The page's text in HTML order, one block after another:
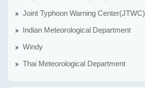
Joint Typhoon Warning Center(JTWC)
Indian Meteorological Department
Windy
Thai Meteorological Department